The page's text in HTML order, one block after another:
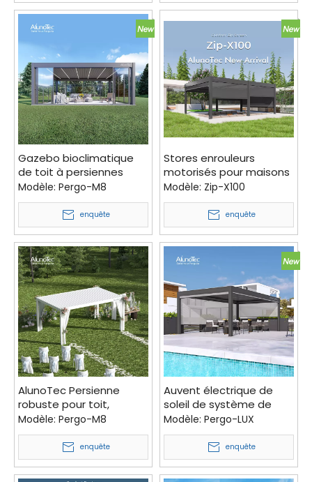
Gazebo bioclimatique
de toit à persiennes
imperméable, bricolage
moderne, extérieur,
Commercial, robuste,
serre, constructeur de
terrasses et de Patios
Modèle: Pergo-M8
enquête
Stores enrouleurs
motorisés pour maisons
contemporaines, nouvel
arrivage, intimité
optimale
Modèle: Zip-X100
enquête
AlunoTec Persienne
robuste pour toit,
protection contre la
foudre, constructeur de
patio bioclimatique,
pergola de mariage
avec moteur certifié CE
Modèle: Pergo-M8
enquête
Auvent électrique de
soleil de système de
persiennes de structure
automatique d'arrière-
cour extérieure d'ALUNO
Modèle: Pergo-LUX
enquête